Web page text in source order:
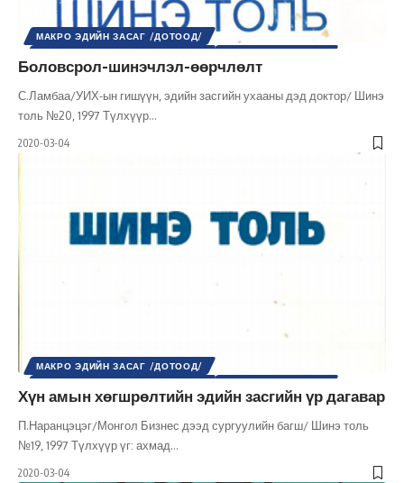
МАКРО ЭДИЙН ЗАСАГ /ДОТООД/
НИЙГМИЙН БОДЛОГО
НИЙГЭМ
ШИНЭ ТОЛЬ СЭТГҮҮЛ
ЭДИЙН ЗАСАГ
Боловсрол-шинэчлэл-өөрчлөлт
С.Ламбаа/УИХ-ын гишүүн, эдийн засгийн ухааны дэд доктор/ Шинэ
толь №20, 1997 Түлхүүр…
2020-03-04
МАКРО ЭДИЙН ЗАСАГ /ДОТООД/
НИЙГЭМ
ШИНЭ ТОЛЬ СЭТГҮҮЛ ЭДИЙН ЗАСАГ
Хүн амын хөгшрөлтийн эдийн засгийн үр дагавар
П.Наранцэцэг/Монгол Бизнес дээд сургуулийн багш/ Шинэ толь
№19, 1997 Түлхүүр үг: ахмад…
2020-03-04